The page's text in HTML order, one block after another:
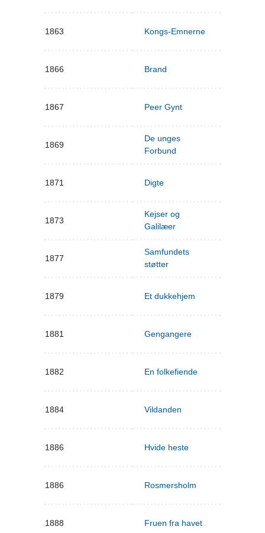
1863 Kongs-Emnerne
1866 Brand
1867 Peer Gynt
1869
De unges
Forbund
1871 Digte
1873
Kejser og
Galilæer
1877
Samfundets
støtter
1879 Et dukkehjem
1881 Gengangere
1882 En folkefiende
1884 Vildanden
1886 Hvide heste
1886 Rosmersholm
1888 Fruen fra havet